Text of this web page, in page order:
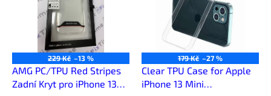
229 Kč –13 %
AMG PC/TPU Red Stripes
Zadní Kryt pro iPhone 13
179 Kč –27 %
Clear TPU Case for Apple
iPhone 13 Mini